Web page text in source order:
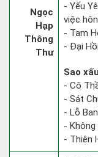
Ngọc
Hạp
Thông
Thư
- Yếu
việc
- Tam
- Đại
Sao xấu
- Cô
- Sát
- Lỗ
-
- Thiên